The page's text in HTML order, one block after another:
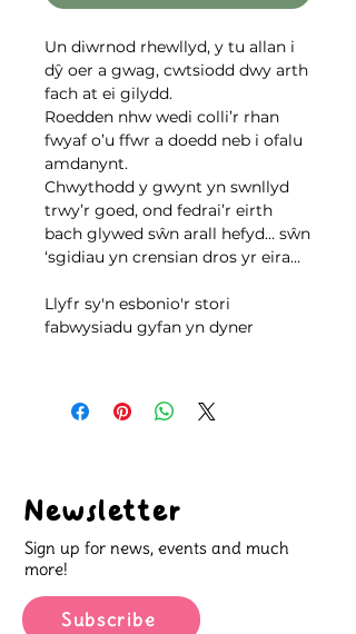
Un diwrnod rhewllyd, y tu allan i
dŷ oer a gwag, cwtsiodd dwy arth
fach at ei gilydd.
Roedden nhw wedi colli’r rhan
fwyaf o’u ffwr a doedd neb i ofalu
amdanynt.
Chwythodd y gwynt yn swnllyd
trwy’r goed, ond fedrai’r eirth
bach glywed sŵn arall hefyd… sŵn
‘sgidiau yn crensian dros yr eira…
Llyfr sy'n esbonio'r stori
fabwysiadu gyfan yn dyner
Newsletter
Sign up for news, events and much
more!
Subscribe